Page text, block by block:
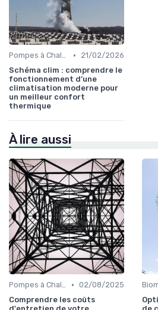
Pompes à Chaleur et Géothermie •
21/02/2026
Schéma clim : comprendre le
fonctionnement d’une
climatisation moderne pour
un meilleur confort
thermique
À lire aussi
Pompes à Chaleur et Géothermie • 02/08/2025
Comprendre les coûts